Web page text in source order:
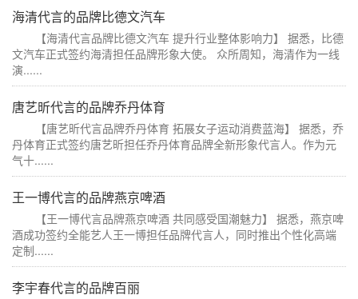
海清代言的品牌比德文汽车
【海清代言品牌比德文汽车 提升行业整体影响力】 据悉，比德
文汽车正式签约海清担任品牌形象大使。 众所周知，海清作为一线
演......
唐艺昕代言的品牌乔丹体育
【唐艺昕代言品牌乔丹体育 拓展女子运动消费蓝海】 据悉，乔
丹体育正式签约唐艺昕担任乔丹体育品牌全新形象代言人。作为元
气十......
王一博代言的品牌燕京啤酒
【王一博代言品牌燕京啤酒 共同感受国潮魅力】 据悉，燕京啤
酒成功签约全能艺人王一博担任品牌代言人，同时推出个性化高端
定制......
李宇春代言的品牌百丽